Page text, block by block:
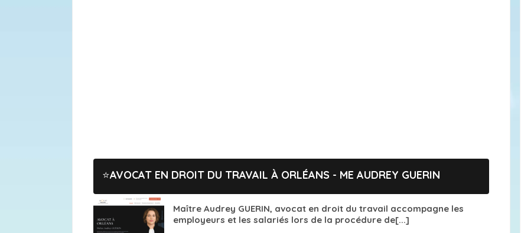
AVOCAT EN DROIT DU TRAVAIL À ORLÉANS - ME AUDREY GUERIN
Maître Audrey GUERIN, avocat en droit du travail accompagne les
employeurs et les salariés lors de la procédure de[...]